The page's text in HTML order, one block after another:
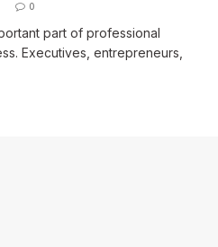
0
part of professional
Executives, entrepreneurs,